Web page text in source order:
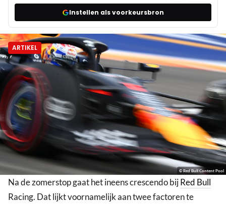
Instellen als voorkeursbron
ARTIKEL
© Red Bull Content Pool
Na de zomerstop gaat het ineens crescendo bijRed Bull
Racing. Dat lijkt voornamelijk aan twee factoren te